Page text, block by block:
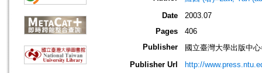
Date
2003.07
Pages
406
Publisher
國立臺灣大學出版中
Publisher Url
http://